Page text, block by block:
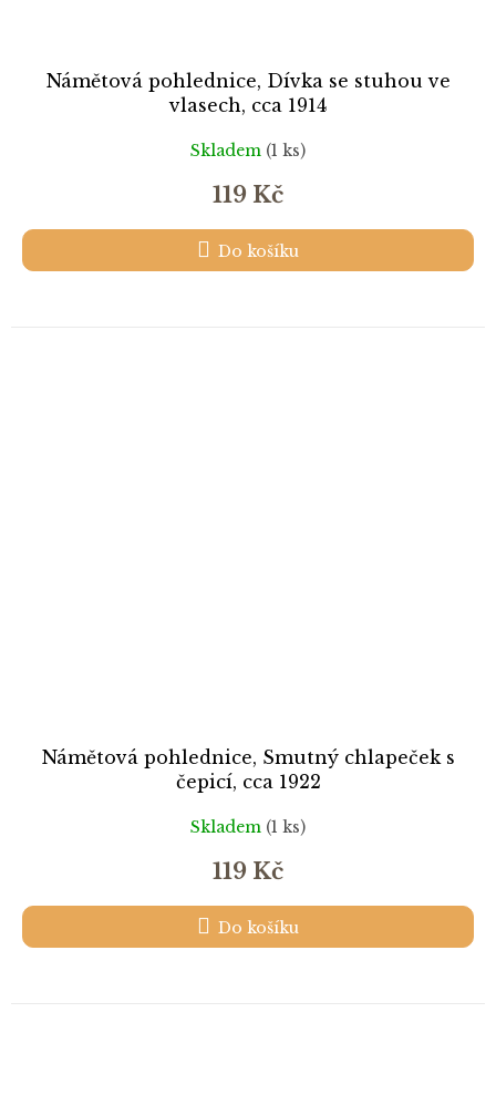
Námětová pohlednice, Dívka se stuhou ve
vlasech, cca 1914
Skladem (1 ks)
119 Kč
Do košíku
Námětová pohlednice, Smutný chlapeček s
čepicí, cca 1922
Skladem (1 ks)
119 Kč
Do košíku